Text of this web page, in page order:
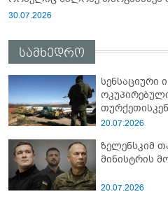
30.07.2026
სამხედრო
სენსაციური
სამიტი
20.07.2026
ზელენსკიმ
მინისტრის
20.07.2026